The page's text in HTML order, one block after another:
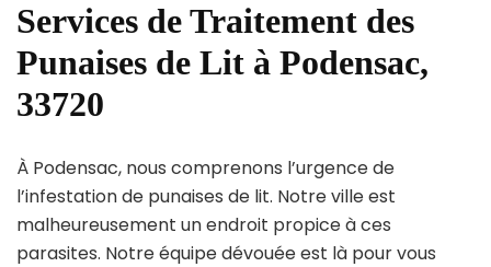
Services de Traitement des
Punaises de Lit à Podensac,
33720
À Podensac, nous comprenons l’urgence de
l’infestation de punaises de lit. Notre ville est
malheureusement un endroit propice à ces
parasites. Notre équipe dévouée est là pour vous